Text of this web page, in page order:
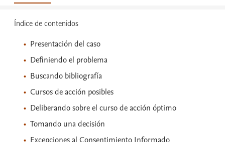
Índice de contenidos
Presentación del caso
Definiendo el problema
Buscando bibliografía
Cursos de acción posibles
Deliberando sobre el curso de acción óptimo
Tomando una decisión
Excepciones al Consentimiento Informado